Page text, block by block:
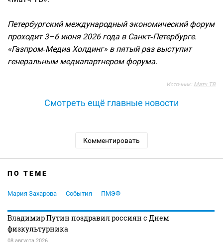
Петербургский международный экономический форум
проходит 3–6 июня 2026 года в Санкт‑Петербурге.
«Газпром‑Медиа Холдинг» в пятый раз выступит
генеральным медиапартнером форума.
Источник: Матч ТВ
Смотреть ещё главные новости
Комментировать
ПО ТЕМЕ
Мария Захарова События ПМЭФ
Владимир Путин поздравил россиян с Днем
физкультурника